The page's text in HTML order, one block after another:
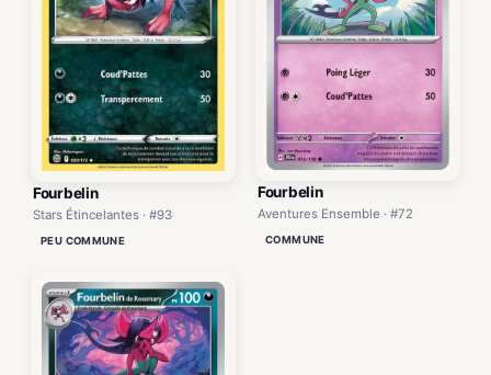
Fourbelin
Stars Étincelantes · #93
PEU COMMUNE
Fourbelin
Aventures Ensemble · #72
COMMUNE